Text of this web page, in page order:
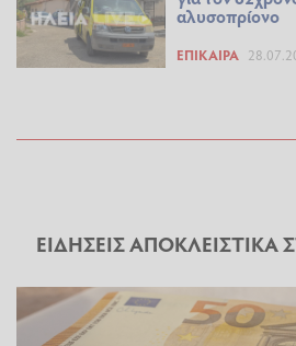
αλυσοπρίονο
ΕΠΊΚΑΙΡΑ
ΕΙΔΗΣΕΙΣ ΑΠΟΚΛΕΙΣΤΙΚΑ